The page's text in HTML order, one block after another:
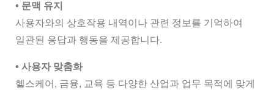
• 문맥 유지
사용자와의 상호작용 내역이나 관련 정보를 기억하여
일관된 응답과 행동을 제공합니다.
• 사용자 맞춤화
헬스케어, 금융, 교육 등 다양한 산업과 업무 목적에 맞게